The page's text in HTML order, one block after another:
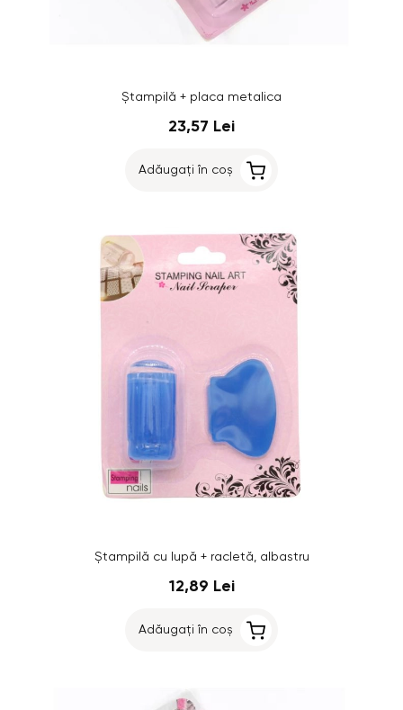
Ștampilă + placa metalica
23,57 Lei
Adăugați în coș
Ștampilă cu lupă + racletă, albastru
12,89 Lei
Adăugați în coș